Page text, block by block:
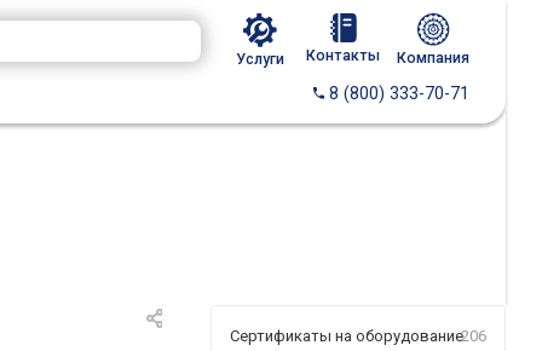
Услуги Контакты Компания
8 (800) 333-70-71
Сертификаты на оборудование206